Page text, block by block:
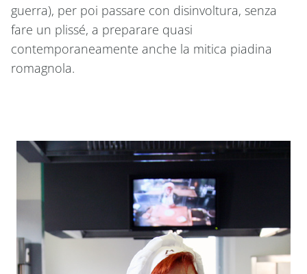
guerra), per poi passare con disinvoltura, senza
fare un plissé, a preparare quasi
contemporaneamente anche la mitica piadina
romagnola.